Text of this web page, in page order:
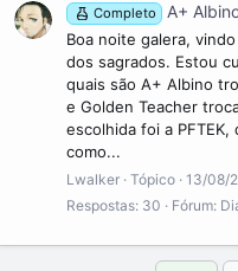
Completo A+
Boa noite galera,
dos sagrados. Estou
quais são A+ Albino
e Golden Teacher
escolhida foi a
como...
Lwalker Tópico 13/08/
Respostas: 30
Fórum: